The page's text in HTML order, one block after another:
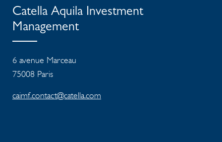
Catella Aquila Investment
Management
6 avenue Marceau
75008 Paris
caimf.contact@catella.com